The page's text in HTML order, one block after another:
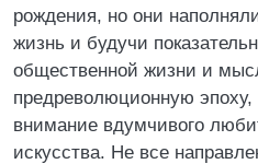
рождения, но они
жизнь и будучи
общественной жизни и
предреволюционную
внимание вдумчивого
искусства. Не все